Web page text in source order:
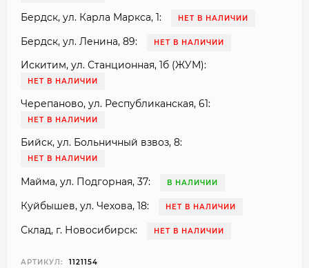
Бердск, ул. Карла Маркса, 1: НЕТ В НАЛИЧИИ
Бердск, ул. Ленина, 89: НЕТ В НАЛИЧИИ
Искитим, ул. Станционная, 1б (ЖУМ):
НЕТ В НАЛИЧИИ
Черепаново, ул. Республиканская, 61:
НЕТ В НАЛИЧИИ
Бийск, ул. Больничный взвоз, 8:
НЕТ В НАЛИЧИИ
Майма, ул. Подгорная, 37: В НАЛИЧИИ
Куйбышев, ул. Чехова, 18: НЕТ В НАЛИЧИИ
Склад, г. Новосибирск: НЕТ В НАЛИЧИИ
АРТИКУЛ: 1121154